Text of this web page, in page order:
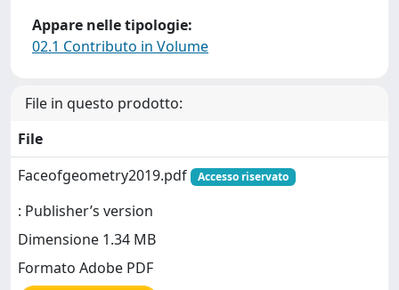
Appare nelle tipologie:
02.1 Contributo in Volume
File in questo prodotto:
File
Faceofgeometry2019.pdf
Accesso riservato
: Publisher’s version
Dimensione 1.34 MB
Formato Adobe PDF